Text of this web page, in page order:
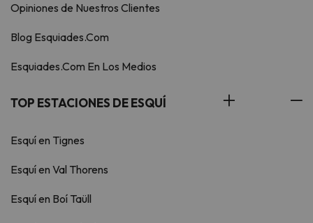
Opiniones de Nuestros Clientes
Blog Esquiades.Com
Esquiades.Com En Los Medios
TOP ESTACIONES DE ESQUÍ
Esquí en Tignes
Esquí en Val Thorens
Esquí en Boí Taüll